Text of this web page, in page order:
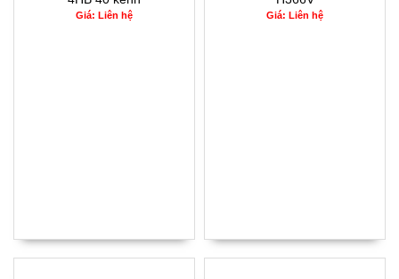
Giá: Liên hệ
Spec:4MP/25X/IW/E/A/2.8mm
Giá: Liên hệ